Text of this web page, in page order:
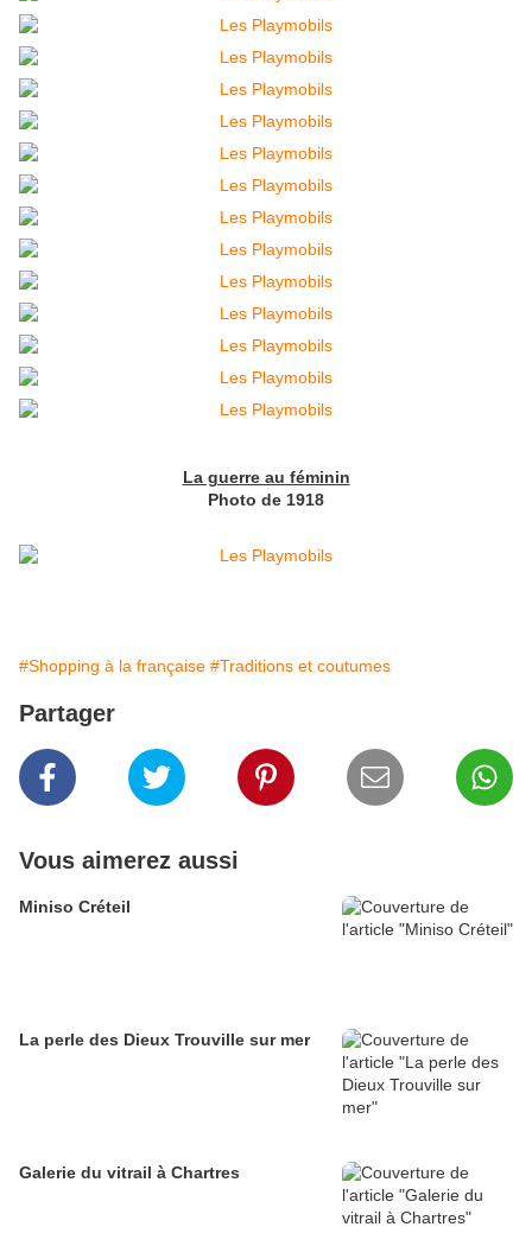
La guerre au féminin
Photo de 1918
#Shopping à la française #Traditions et coutumes
Partager
Vous aimerez aussi
Miniso Créteil
La perle des Dieux Trouville sur mer
Galerie du vitrail à Chartres